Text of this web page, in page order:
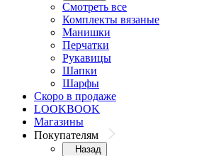
Смотреть все
Комплекты вязаные
Манишки
Перчатки
Рукавицы
Шапки
Шарфы
Скоро в продаже
LOOKBOOK
Магазины
Покупателям
Назад